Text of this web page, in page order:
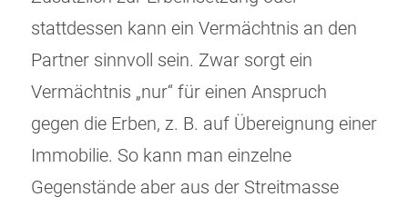
stattdessen kann ein Vermächtnis an den
Partner sinnvoll sein. Zwar sorgt ein
Vermächtnis „nur“ für einen Anspruch
gegen die Erben, z. B. auf Übereignung einer
Immobilie. So kann man einzelne
Gegenstände aber aus der Streitmasse